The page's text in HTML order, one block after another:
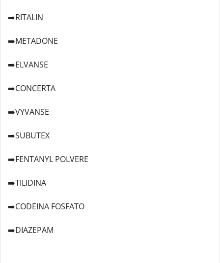
➡️RITALIN
➡️METADONE
➡️ELVANSE
➡️CONCERTA
➡️VYVANSE
➡️SUBUTEX
➡️FENTANYL POLVERE
➡️TILIDINA
➡️CODEINA FOSFATO
➡️DIAZEPAM